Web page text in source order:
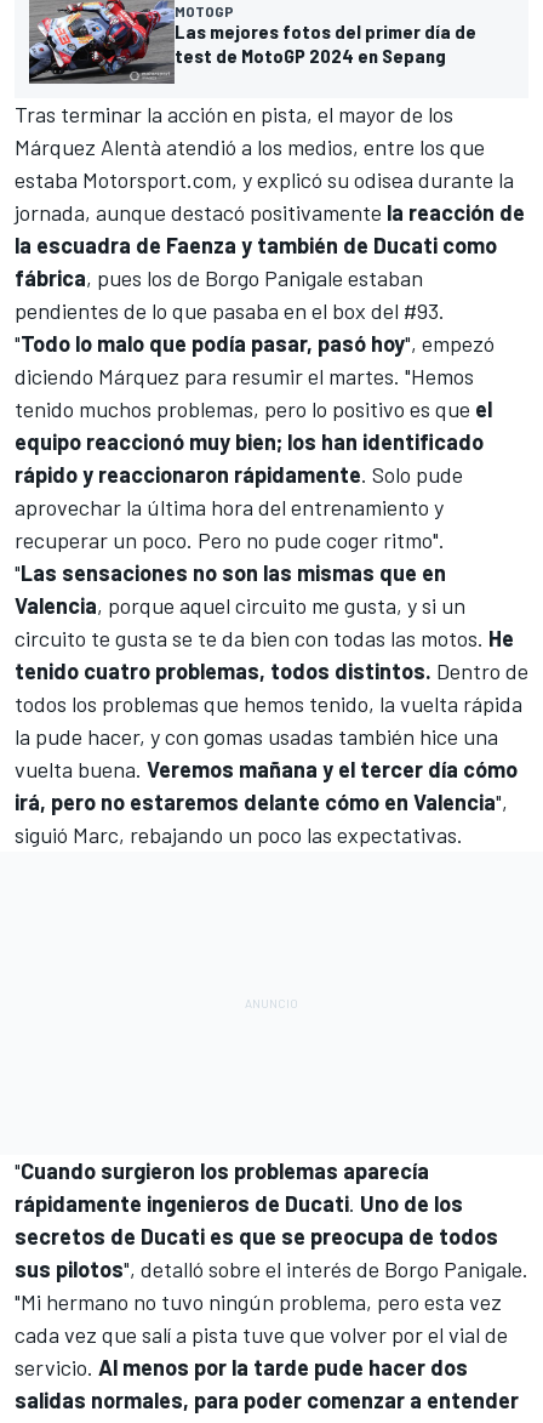
MOTOGP
Las mejores fotos del primer día de
test de MotoGP 2024 en Sepang
Tras terminar la acción en pista, el mayor de los
Márquez Alentà atendió a los medios, entre los que
estaba Motorsport.com, y explicó su odisea durante la
jornada, aunque destacó positivamente la reacción de
la escuadra de Faenza y también de Ducati como
fábrica, pues los de Borgo Panigale estaban
pendientes de lo que pasaba en el box del #93.
"Todo lo malo que podía pasar, pasó hoy", empezó
diciendo Márquez para resumir el martes. "Hemos
tenido muchos problemas, pero lo positivo es que el
equipo reaccionó muy bien; los han identificado
rápido y reaccionaron rápidamente. Solo pude
aprovechar la última hora del entrenamiento y
recuperar un poco. Pero no pude coger ritmo".
"Las sensaciones no son las mismas que en
Valencia, porque aquel circuito me gusta, y si un
circuito te gusta se te da bien con todas las motos. He
tenido cuatro problemas, todos distintos. Dentro de
todos los problemas que hemos tenido, la vuelta rápida
la pude hacer, y con gomas usadas también hice una
vuelta buena. Veremos mañana y el tercer día cómo
irá, pero no estaremos delante cómo en Valencia",
siguió Marc, rebajando un poco las expectativas.
"Cuando surgieron los problemas aparecía
rápidamente ingenieros de Ducati. Uno de los
secretos de Ducati es que se preocupa de todos
sus pilotos", detalló sobre el interés de Borgo Panigale.
"Mi hermano no tuvo ningún problema, pero esta vez
cada vez que salí a pista tuve que volver por el vial de
servicio. Al menos por la tarde pude hacer dos
salidas normales, para poder comenzar a entender